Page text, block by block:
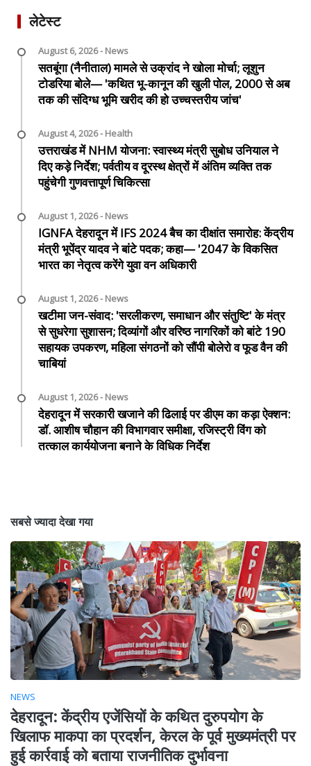
लेटेस्ट
August 6, 2026 - News
सतबूंगा (नैनीताल) मामले से उक्रांद ने खोला मोर्चा; लूशुन
टोडरिया बोले— 'कथित भू-कानून की खुली पोल, 2000 से अब
तक की संदिग्ध भूमि खरीद की हो उच्चस्तरीय जांच'
August 4, 2026 - Health
उत्तराखंड में NHM योजना: स्वास्थ्य मंत्री सुबोध उनियाल ने
दिए कड़े निर्देश; पर्वतीय व दूरस्थ क्षेत्रों में अंतिम व्यक्ति तक
पहुंचेगी गुणवत्तापूर्ण चिकित्सा
August 1, 2026 - News
IGNFA देहरादून में IFS 2024 बैच का दीक्षांत समारोह: केंद्रीय
मंत्री भूपेंद्र यादव ने बांटे पदक; कहा— '2047 के विकसित
भारत का नेतृत्व करेंगे युवा वन अधिकारी
August 1, 2026 - News
खटीमा जन-संवाद: 'सरलीकरण, समाधान और संतुष्टि' के मंत्र
से सुधरेगा सुशासन; दिव्यांगों और वरिष्ठ नागरिकों को बांटे 190
सहायक उपकरण, महिला संगठनों को सौंपी बोलेरो व फूड वैन की
चाबियां
August 1, 2026 - News
देहरादून में सरकारी खजाने की ढिलाई पर डीएम का कड़ा ऐक्शन:
डॉ. आशीष चौहान की विभागवार समीक्षा, रजिस्ट्री विंग को
तत्काल कार्ययोजना बनाने के विधिक निर्देश
सबसे ज्यादा देखा गया
NEWS
देहरादून: केंद्रीय एजेंसियों के कथित दुरुपयोग के
खिलाफ माकपा का प्रदर्शन, केरल के पूर्व मुख्यमंत्री पर
हुई कार्रवाई को बताया राजनीतिक दुर्भावना